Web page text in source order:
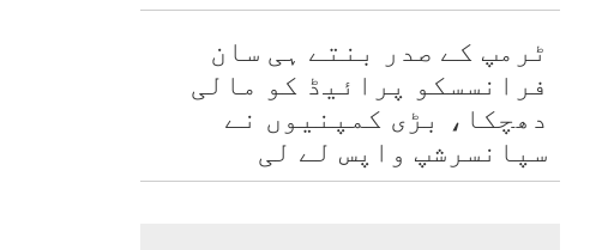
ٹرمپ کے صدر بنتے ہی سان
فرانسسکو پرائیڈ کو مالی
دھچکا، بڑی کمپنیوں نے
سپانسرشپ واپس لے لی